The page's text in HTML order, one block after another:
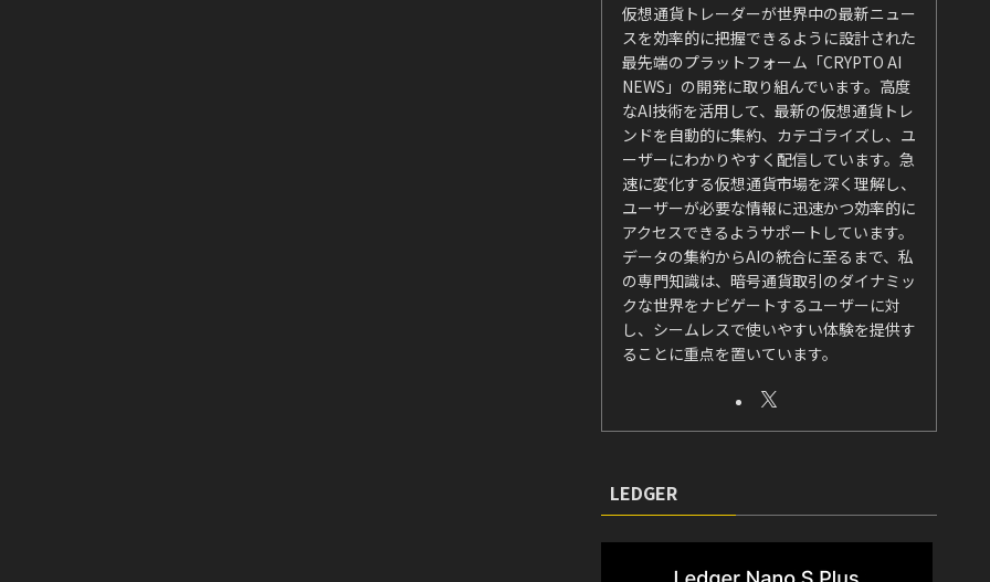
仮想通貨トレーダーが世界中の最新ニュー
スを効率的に把握できるように設計された
最先端のプラットフォーム「CRYPTO AI
NEWS」の開発に取り組んでいます。高度
なAI技術を活用して、最新の仮想通貨トレ
ンドを自動的に集約、カテゴライズし、ユ
ーザーにわかりやすく配信しています。急
速に変化する仮想通貨市場を深く理解し、
ユーザーが必要な情報に迅速かつ効率的に
アクセスできるようサポートしています。
データの集約からAIの統合に至るまで、私
の専門知識は、暗号通貨取引のダイナミッ
クな世界をナビゲートするユーザーに対
し、シームレスで使いやすい体験を提供す
ることに重点を置いています。
LEDGER